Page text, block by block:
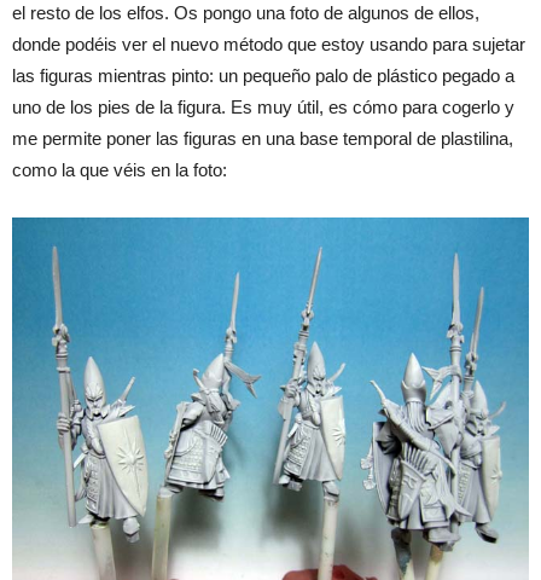
el resto de los elfos. Os pongo una foto de algunos de ellos,
donde podéis ver el nuevo método que estoy usando para sujetar
las figuras mientras pinto: un pequeño palo de plástico pegado a
uno de los pies de la figura. Es muy útil, es cómo para cogerlo y
me permite poner las figuras en una base temporal de plastilina,
como la que véis en la foto: